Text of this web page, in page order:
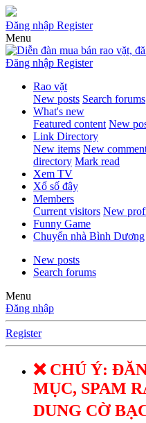
Đăng nhập Register
Menu
Đăng nhập Register
Rao vặt
New posts Search forums
What's new
Featured content New
Link Directory
New items New
directory Mark read
Xem TV
Xổ số đây
Members
Current visitors New
Funny Game
Chuyển nhà Bình Dương
New posts
Search forums
Menu
Đăng nhập
Register
❌ CHÚ Ý:
MỤC, SPAM
DUNG CỜ